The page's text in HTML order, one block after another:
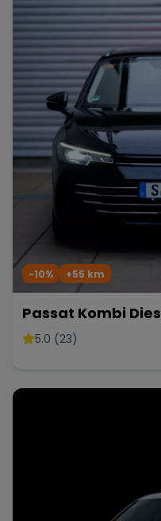
-10% +55 km
Passat Kombi
5.0 (23)